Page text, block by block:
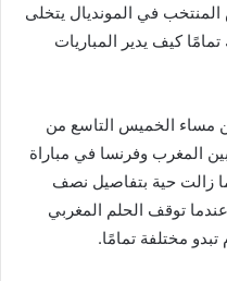
في المونديال يتخلى
كيف يدير المباريات
مساء الخميس التاسع من
المغرب وفرنسا في مباراة
زالت حية بتفاصيل نصف
توقف الحلم المغربي
مختلفة تمامًا.